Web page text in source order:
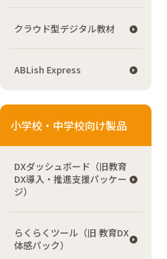
クラウド型デジタル教材
ABLish Express
小学校・中学校向け製品
DXダッシュボード（旧教育
DX導入・推進支援パッケー
ジ）
らくらくツール（旧 教育DX
体感パック）